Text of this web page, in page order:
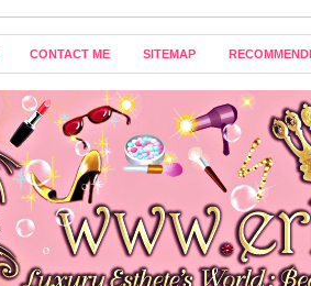
CONTACT ME SITEMAP